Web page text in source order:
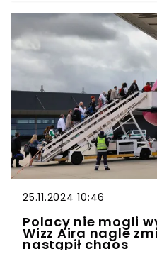
rękoma na pozostałych
o swoje życie.
25.11.2024 10:46
Polacy nie mogli
Wizz Aira nagle
nastąpił chaos